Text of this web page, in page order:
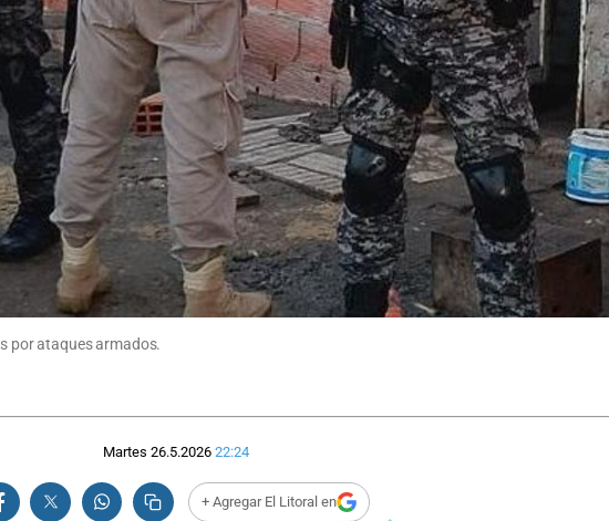
por ataques armados.
Martes 26.5.2026 22:24
+ Agregar El Litoral en